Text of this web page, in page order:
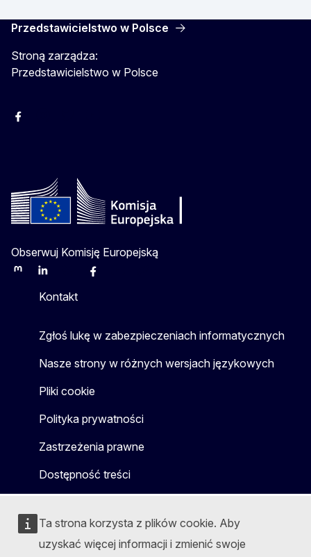
Ta strona korzysta z plików cookie. Aby
uzyskać więcej informacji i zmienić swoje
Przedstawicielstwo w Polsce
Stroną zarządza:
Przedstawicielstwo w Polsce
Facebook
Obserwuj Komisję Europejską
MastodonLinkedInBlueskyFacebook
Kontakt
Zgłoś lukę w zabezpieczeniach informatycznych
Nasze strony w różnych wersjach językowych
Pliki cookie
Polityka prywatności
Zastrzeżenia prawne
Dostępność treści